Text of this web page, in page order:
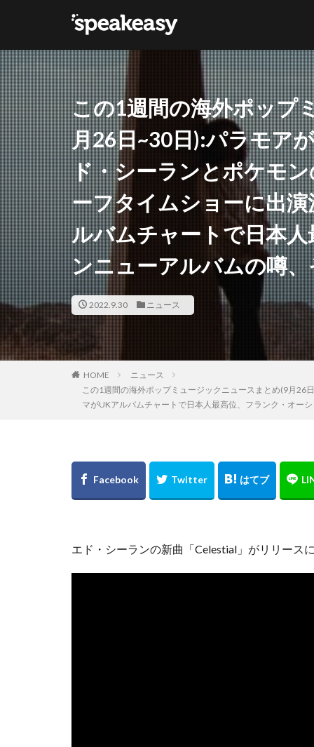
この1週間の海外ポップ
月26日~30日):パラモア
ド・シーランとポケモ
ーフタイムショーに出
ルバムチャートで日本
ンニューアルバムの噂
2022.9.30 ニュース
HOME
ニュース
この1週間の海外ポップミュージックニュースまとめ(9月26
マがUKアルバムチャートで日本人最高位、フランク・オー
エド・シーランの新曲「Celestial」がリリース
カテゴリー
タグ
Lana Del Ray